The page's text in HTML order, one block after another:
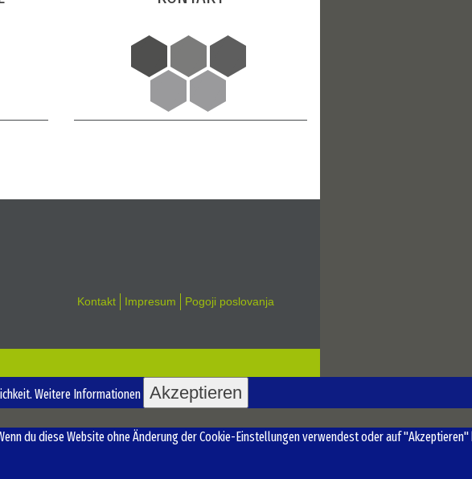
Kontakt Impresum Pogoji poslovanja
Weitere Informationen Akzeptieren
du diese Website ohne Änderung der Cookie-Einstellungen verwendest oder auf